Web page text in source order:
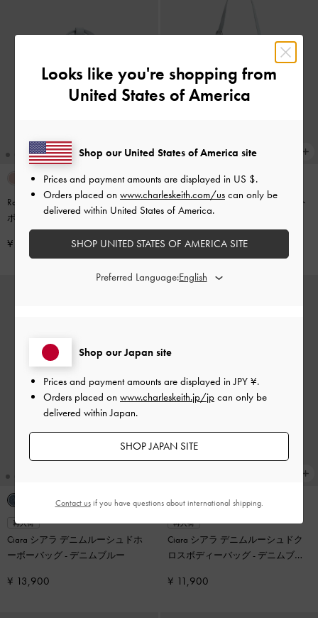
Rachel レイチェル マルチポケット
ボウリングバッグ -シーソルトブ
¥ 12,900
Rachel レイチェル マルチポケット
ショルダーバッグ
ルー
¥ 13,900
再入荷
Ciara シアラ デニムルーシュドホ
ーボーバッグ- デニムブルー
¥ 13,900
再入荷
Ciara シアラ デニムルーシュドク
ロスボディーバッグ- デニムブル
¥ 11,900
Looks like you're shopping from
United States of America
Shop our Japan site
Prices and payment amounts are displayed inJPY ¥.
Orders placed on www.charleskeith.jp/jp can only be
delivered within Japan.
SHOP JAPAN SITE
Shop our United States of America site
Prices and payment amounts are displayed in US $.
Orders placed on www.charleskeith.com/us can only be
delivered within United States of America.
SHOP UNITED STATES OF AMERICA SITE
Preferred Language:
Contact usif you have questions about international shipping.